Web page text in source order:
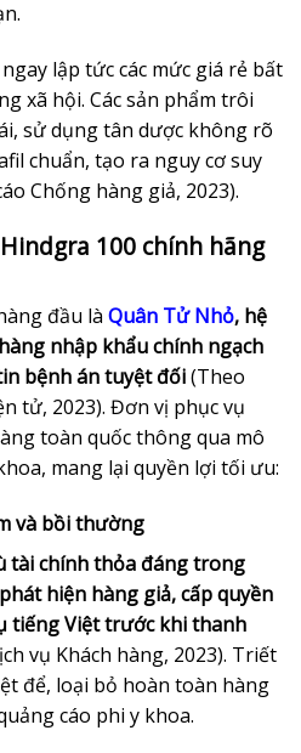
lập tức các mức giá rẻ bất
xã hội. Các sản phẩm trôi
sử dụng tân dược không rõ
chuẩn, tạo ra nguy cơ suy
Chống hàng giả, 2023).
100 chính hãng
đầu là Quân Tử Nhỏ, hệ
nhập khẩu chính ngạch
bệnh án tuyệt đối(Theo
tử, 2023). Đơn vị phục vụ
toàn quốc thông qua mô
mang lại quyền lợi tối ưu:
và bồi thường
tài chính thỏa đáng trong
hiện hàng giả, cấp quyền
tiếng Việt trước khi thanh
vụ Khách hàng, 2023). Triết
để, loại bỏ hoàn toàn hàng
cáo phi y khoa.